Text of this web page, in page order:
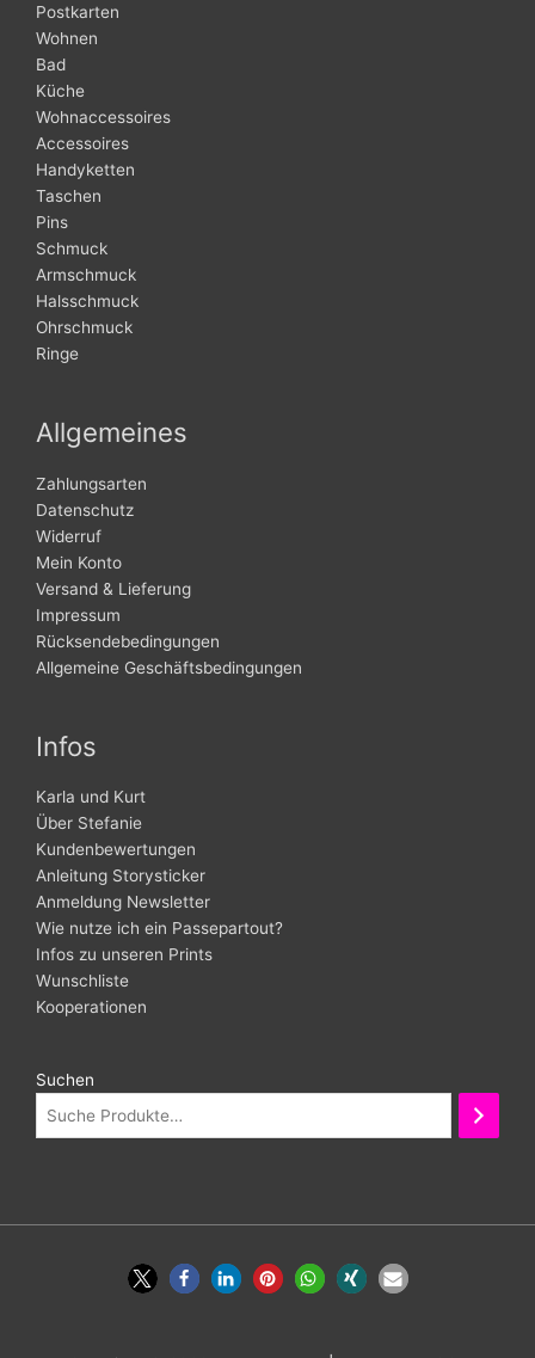
Postkarten
Wohnen
Bad
Küche
Wohnaccessoires
Accessoires
Handyketten
Taschen
Pins
Schmuck
Armschmuck
Halsschmuck
Ohrschmuck
Ringe
Allgemeines
Zahlungsarten
Datenschutz
Widerruf
Mein Konto
Versand & Lieferung
Impressum
Rücksendebedingungen
Allgemeine Geschäftsbedingungen
Infos
Karla und Kurt
Über Stefanie
Kundenbewertungen
Anleitung Storysticker
Anmeldung Newsletter
Wie nutze ich ein Passepartout?
Infos zu unseren Prints
Wunschliste
Kooperationen
Suchen